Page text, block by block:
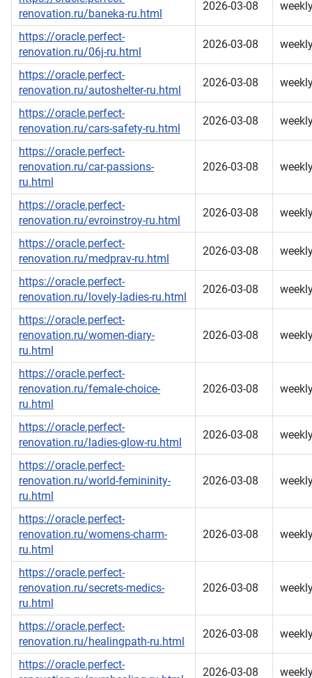
renovation.ru/baneka-ru.html
2026-03-08
https://oracle.perfect-
renovation.ru/06j-ru.html
2026-03-08
https://oracle.perfect-
renovation.ru/autoshelter-ru.html
2026-03-08
https://oracle.perfect-
renovation.ru/cars-safety-ru.html
2026-03-08
https://oracle.perfect-
renovation.ru/car-passions-
ru.html
2026-03-08
https://oracle.perfect-
renovation.ru/evroinstroy-ru.html
2026-03-08
https://oracle.perfect-
renovation.ru/medprav-ru.html
2026-03-08
https://oracle.perfect-
renovation.ru/lovely-ladies-ru.html
2026-03-08
https://oracle.perfect-
renovation.ru/women-diary-
ru.html
2026-03-08
https://oracle.perfect-
renovation.ru/female-choice-
ru.html
2026-03-08
https://oracle.perfect-
renovation.ru/ladies-glow-ru.html
2026-03-08
https://oracle.perfect-
renovation.ru/world-femininity-
ru.html
2026-03-08
https://oracle.perfect-
renovation.ru/womens-charm-
ru.html
2026-03-08
https://oracle.perfect-
renovation.ru/secrets-medics-
ru.html
2026-03-08
https://oracle.perfect-
renovation.ru/healingpath-ru.html
2026-03-08
https://oracle.perfect-
2026-03-08